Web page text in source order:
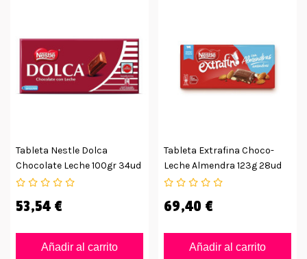
Tableta Nestle Dolca
Chocolate Leche 100gr 34ud
53,54 €
Añadir al carrito
Tableta Extrafina Choco-
Leche Almendra 123g 28ud
69,40 €
Añadir al carrito